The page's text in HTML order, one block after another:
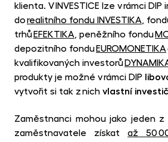
klienta. V INVESTICE lze v rámci
dorealitního fondu INVESTIKA ,
trhů EFEKTIKA , peněžního fondu
depozitního fondu EUROMONETIKA
kvalifikovaných investorů
produkty je možné v rámci DIP
vytvořit si tak z nich vlastní
Zaměstnanci mohou jako jeden
zaměstnavatele získat až 50